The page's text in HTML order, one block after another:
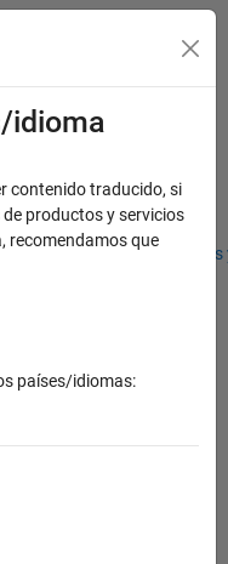
Oficinas locales
idioma
contenido traducido, si
productos y servicios
recomendamos que
países/idiomas: